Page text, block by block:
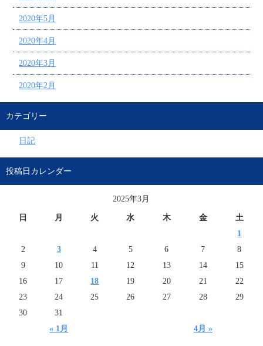
2020年5月
2020年4月
2020年3月
2020年2月
カテゴリー
日記
投稿日カレンダー
2025年3月
日 月 火 水 木 金 土
« 1月 4月 »
1
2
3 4 5 6 7
8
9
10 11 12 13 14
15
16
17 18 19 20 21
22
23
24 25 26 27 28
29
30
31